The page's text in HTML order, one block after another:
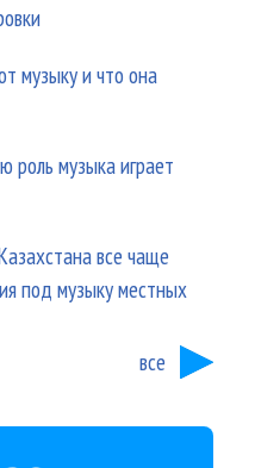
музыку и что она
роль музыка играет
все чаще
под музыку местных
все